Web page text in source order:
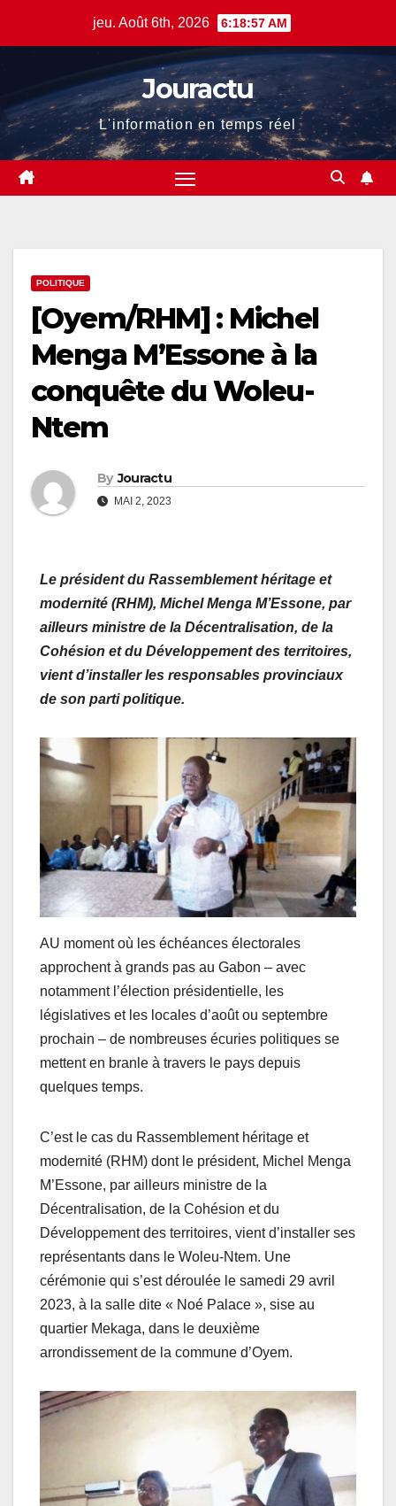
jeu. Août 6th, 2026 6:18:59 AM
Jouractu
L'information en temps réel
POLITIQUE
[Oyem/RHM] : Michel
Menga M’Essone à la
conquête du Woleu-
Ntem
By Jouractu
MAI 2, 2023
Le président du Rassemblement héritage et
modernité (RHM), Michel Menga M’Essone, par
ailleurs ministre de la Décentralisation, de la
Cohésion et du Développement des territoires,
vient d’installer les responsables provinciaux
de son parti politique.
AU moment où les échéances électorales
approchent à grands pas au Gabon – avec
notamment l’élection présidentielle, les
législatives et les locales d’août ou septembre
prochain – de nombreuses écuries politiques se
mettent en branle à travers le pays depuis
quelques temps.
C’est le cas du Rassemblement héritage et
modernité (RHM) dont le président, Michel Menga
M’Essone, par ailleurs ministre de la
Décentralisation, de la Cohésion et du
Développement des territoires, vient d’installer ses
représentants dans le Woleu-Ntem. Une
cérémonie qui s’est déroulée le samedi 29 avril
2023, à la salle dite « Noé Palace », sise au
quartier Mekaga, dans le deuxième
arrondissement de la commune d’Oyem.